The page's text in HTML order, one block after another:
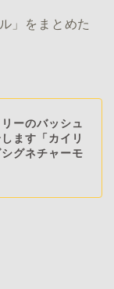
」をまとめた
リーのバッシュ
ます「カイリ
グネチャーモ